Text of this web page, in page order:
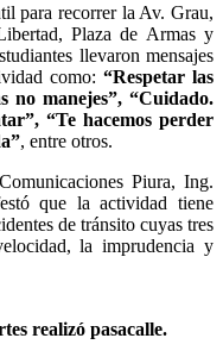
para recorrer la Av. Grau,
Plaza de Armas y
llevaron mensajes
como: “Respetar las
no manejes”, “Cuidado.
“Te hacemos perder
, entre otros.
Piura, Ing.
que la actividad tiene
de tránsito cuyas tres
la imprudencia y
realizó pasacalle.